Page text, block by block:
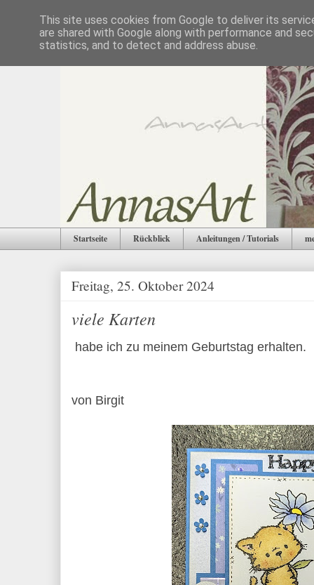
Startseite Rückblick Anleitungen / Tutorials
Freitag, 25. Oktober 2024
viele Karten
habe ich zu meinem Geburtstag erhalten.
von Birgit
This site uses cookies from Google to deliver its
are shared with Google along with performance and
statistics, and to detect and address abuse.